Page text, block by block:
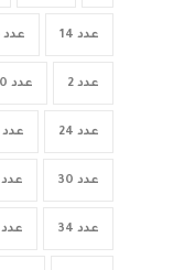
عدد 14 عدد 15
عدد 2 عدد 20
عدد 24 عدد 25
عدد 30 عدد 31
عدد 34 عدد 35